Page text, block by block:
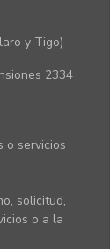
y Tigo)
2334
o servicios
solicitud,
o a la